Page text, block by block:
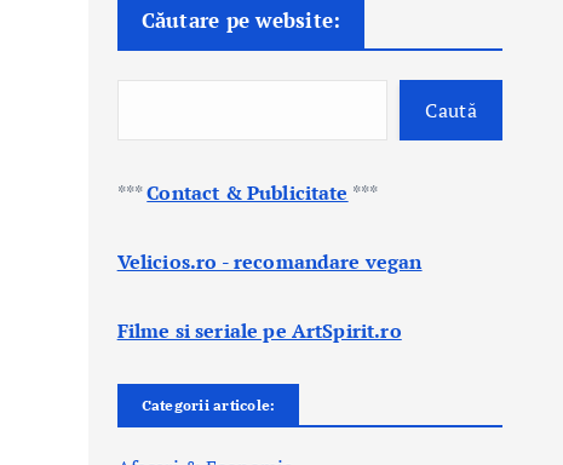
Căutare pe website:
Caută
***Contact & Publicitate ***
Velicios.ro - recomandare vegan
Filme si seriale pe ArtSpirit.ro
Categorii articole: